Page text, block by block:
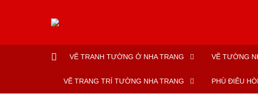
VẼ TRANH TƯỜNG Ở NHA TRANG VẼ TƯỜNG
VẼ TRANG TRÍ TƯỜNG NHA TRANG PHÙ ĐIÊU